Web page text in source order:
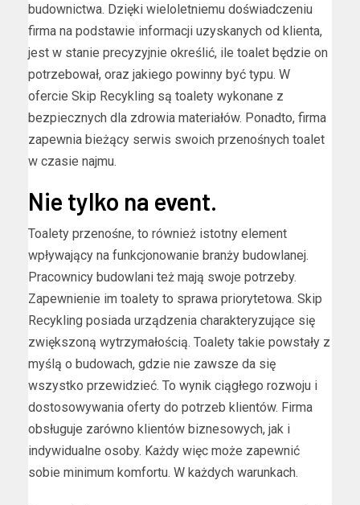
budownictwa. Dzięki wieloletniemu doświadczeniu
firma na podstawie informacji uzyskanych od klienta,
jest w stanie precyzyjnie określić, ile toalet będzie on
potrzebował, oraz jakiego powinny być typu. W
ofercie Skip Recykling są toalety wykonane z
bezpiecznych dla zdrowia materiałów. Ponadto, firma
zapewnia bieżący serwis swoich przenośnych toalet
w czasie najmu.
Nie tylko na event.
Toalety przenośne, to również istotny element
wpływający na funkcjonowanie branży budowlanej.
Pracownicy budowlani też mają swoje potrzeby.
Zapewnienie im toalety to sprawa priorytetowa. Skip
Recykling posiada urządzenia charakteryzujące się
zwiększoną wytrzymałością. Toalety takie powstały z
myślą o budowach, gdzie nie zawsze da się
wszystko przewidzieć. To wynik ciągłego rozwoju i
dostosowywania oferty do potrzeb klientów. Firma
obsługuje zarówno klientów biznesowych, jak i
indywidualne osoby. Każdy więc może zapewnić
sobie minimum komfortu. W każdych warunkach.